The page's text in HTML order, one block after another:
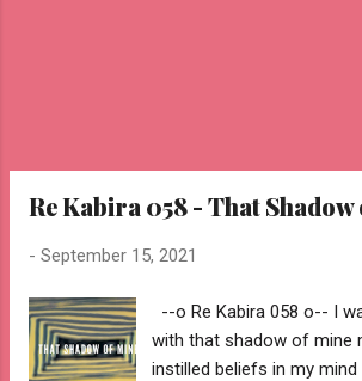
Re Kabira 058 - That
- September 15, 2021
--o Re Kabira 058 o-- I
with that shadow of mine
instilled beliefs in my